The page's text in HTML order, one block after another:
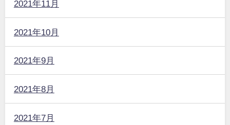
2021年11月
2021年10月
2021年9月
2021年8月
2021年7月